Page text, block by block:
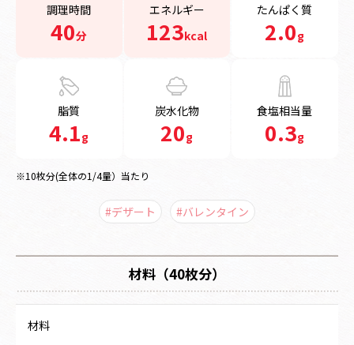
調理時間
40分
エネルギー
123kcal
たんぱく質
2.0g
脂質
4.1g
炭水化物
20g
食塩相当量
0.3g
※10枚分(全体の1/4量）当たり
#デザート #バレンタイン
材料（40枚分）
材料